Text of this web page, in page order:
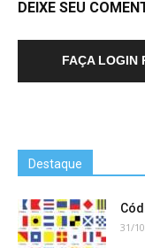
DEIXE SEU
FAÇA LOGIN
Destaque
31/